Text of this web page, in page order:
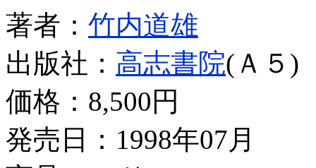
著者： 竹内道雄
出版社： 高志書院(Ａ５)
価格： 8,500円
発売日：1998年07月